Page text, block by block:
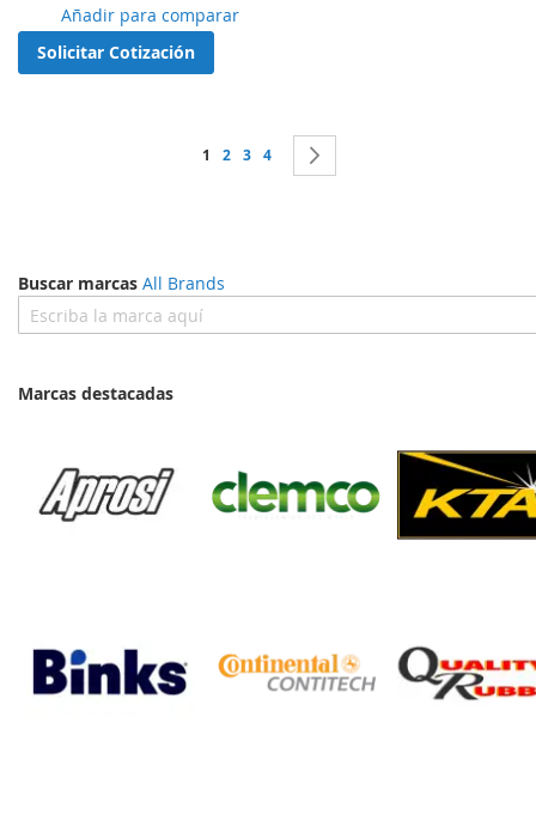
Añadir
a
lista
Añadir para comparar
Solicitar Cotización
Página
Estás leyendo la página
1 Página
2 Página
3 Página
4
Buscar marcas All Brands
Marcas destacadas